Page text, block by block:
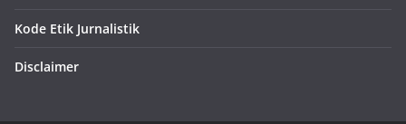
Kode Etik Jurnalistik
Disclaimer